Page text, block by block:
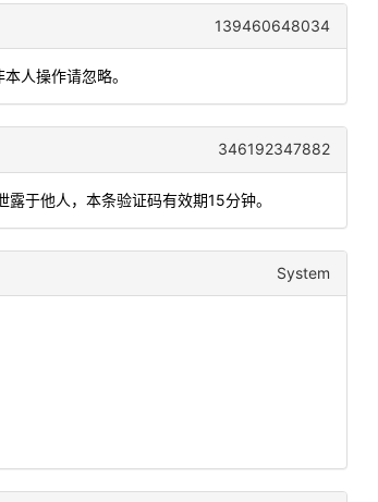
139460648034
人操作请忽略。
346192347882
于他人，本条验证码有效期15分钟。
System